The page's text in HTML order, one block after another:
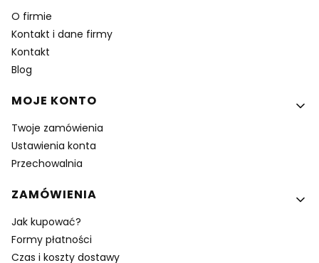
O firmie
Kontakt i dane firmy
Kontakt
Blog
MOJE KONTO
Twoje zamówienia
Ustawienia konta
Przechowalnia
ZAMÓWIENIA
Jak kupować?
Formy płatności
Czas i koszty dostawy